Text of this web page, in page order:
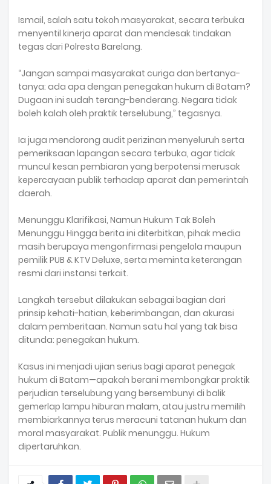
Ismail, salah satu tokoh masyarakat, secara terbuka
menyentil kinerja aparat dan mendesak tindakan
tegas dari Polresta Barelang.
“Jangan sampai masyarakat curiga dan bertanya-
tanya: ada apa dengan penegakan hukum di Batam?
Dugaan ini sudah terang-benderang. Negara tidak
boleh kalah oleh praktik terselubung,” tegasnya.
Ia juga mendorong audit perizinan menyeluruh serta
pemeriksaan lapangan secara terbuka, agar tidak
muncul kesan pembiaran yang berpotensi merusak
kepercayaan publik terhadap aparat dan pemerintah
daerah.
Menunggu Klarifikasi, Namun Hukum Tak Boleh
Menunggu Hingga berita ini diterbitkan, pihak media
masih berupaya mengonfirmasi pengelola maupun
pemilik PUB & KTV Deluxe, serta meminta keterangan
resmi dari instansi terkait.
Langkah tersebut dilakukan sebagai bagian dari
prinsip kehati-hatian, keberimbangan, dan akurasi
dalam pemberitaan. Namun satu hal yang tak bisa
ditunda: penegakan hukum.
Kasus ini menjadi ujian serius bagi aparat penegak
hukum di Batam—apakah berani membongkar praktik
perjudian terselubung yang bersembunyi di balik
gemerlap lampu hiburan malam, atau justru memilih
membiarkannya terus meracuni tatanan hukum dan
moral masyarakat. Publik menunggu. Hukum
dipertaruhkan.